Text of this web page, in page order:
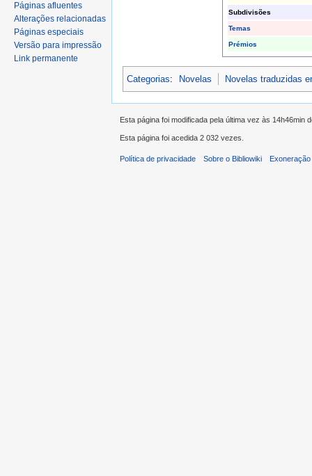
Subdivisões
Temas
Prémios
Categorias: Novelas Novelas traduzidas
Páginas afluentes
Alterações relacionadas
Páginas especiais
Versão para impressão
Link permanente
Esta página foi modificada pela última vez às 14h46min
Esta página foi acedida 2 032 vezes.
Política de privacidade Sobre o Bibliowiki